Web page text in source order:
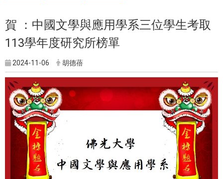
賀 ：中國文學與應用學系三位學生考取
113學年度研究所榜單
2024-11-06 胡德蓓